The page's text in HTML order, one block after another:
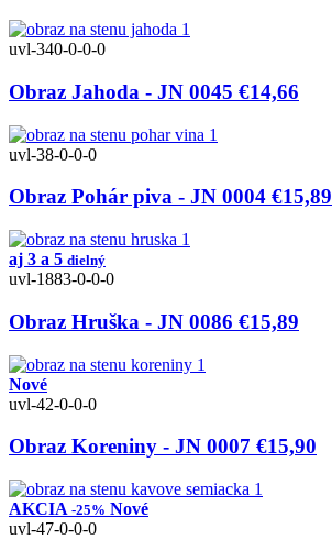
uvl-340-0-0-0
Obraz Jahoda - JN 0045 €14,66
uvl-38-0-0-0
Obraz Pohár piva - JN 0004 €15,89
aj 3 a 5 dielný
uvl-1883-0-0-0
Obraz Hruška - JN 0086 €15,89
Nové
uvl-42-0-0-0
Obraz Koreniny - JN 0007 €15,90
AKCIA -25% Nové
uvl-47-0-0-0